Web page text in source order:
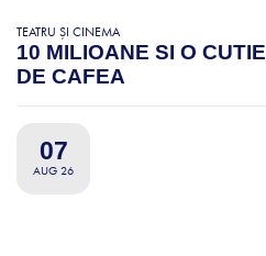
TEATRU ȘI CINEMA
10 MILIOANE SI O CUTIE
DE CAFEA
07
AUG 26